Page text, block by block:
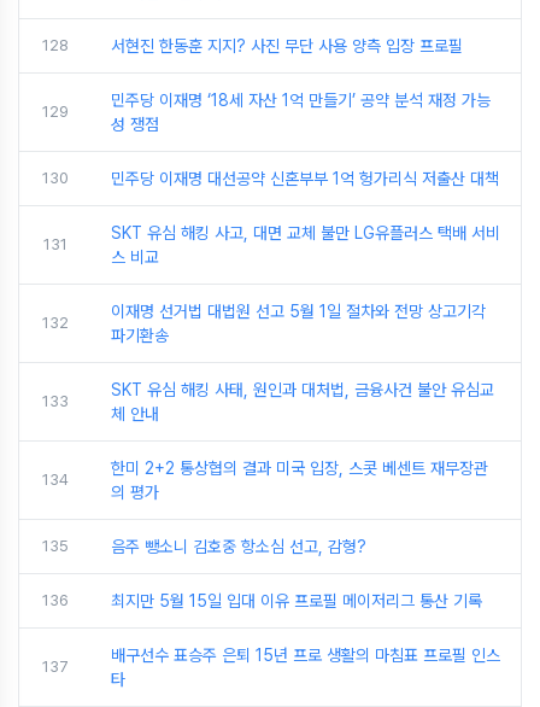
128 서현진 한동훈 지지? 사진 무단 사용 양측 입장 프로필
129
민주당 이재명 ‘18세 자산 1억 만들기’ 공약 분석 재정 가능
성 쟁점
130 민주당 이재명 대선공약 신혼부부 1억 헝가리식 저출산 대책
131
SKT 유심 해킹 사고, 대면 교체 불만 LG유플러스 택배 서비
스 비교
132
이재명 선거법 대법원 선고 5월 1일 절차와 전망 상고기각
파기환송
133
SKT 유심 해킹 사태, 원인과 대처법, 금융사건 불안 유심교
체 안내
134
한미 2+2 통상협의 결과 미국 입장, 스콧 베센트 재무장관
의 평가
135 음주 뺑소니 김호중 항소심 선고, 감형?
136 최지만 5월 15일 입대 이유 프로필 메이저리그 통산 기록
137
배구선수 표승주 은퇴 15년 프로 생활의 마침표 프로필 인스
타